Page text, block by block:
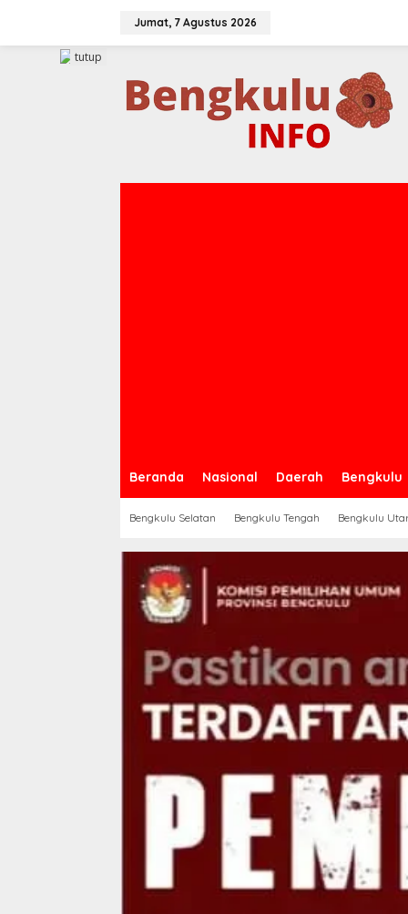
Jumat, 7 Agustus 2026
Beranda Nasional Daerah Bengkulu
Bengkulu Selatan Bengkulu Tengah Bengkulu
tutup